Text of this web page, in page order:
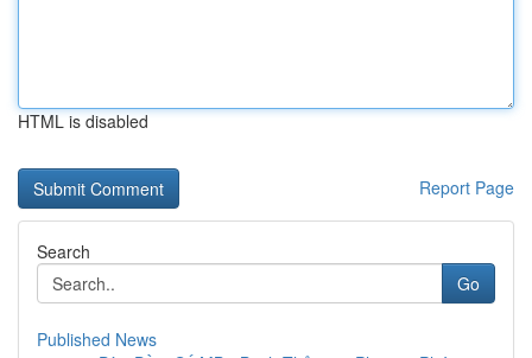
HTML is disabled
Report Page
Search
Go
Published News